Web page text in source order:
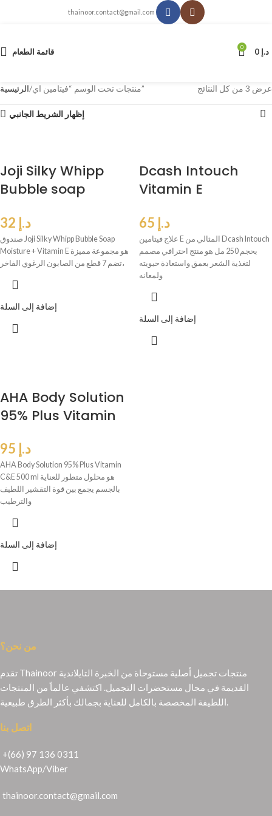
thainoor.contact@gmail.com
قائمة الطعام 0 د.إ
الرئيسية منتجات تحت الوسم “فيتامين اي” عرض ⁦3⁩ من كل النتائج
إظهار الشريط الجانبي
Joji Silky Whipp
Bubble soap
E 100 gr
د.إ
صندوق Joji Silky Whipp Bubble Soap
Moisture + Vitamin E هو مجموعة مميزة
تضم 7 قطع من الصابون الرغوي الفاخر،
إضافة إلى السلة
Dcash Intouch
Vitamin E
Treatment 250 ml
د.إ
علاج فيتامين E المثالي من Dcash Intouch
بحجم 250 مل هو منتج احترافي مصمم
لتغذية الشعر بعمق واستعادة حيويته
ولمعانه
إضافة إلى السلة
AHA Body Solution
95% Plus Vitamin
د.إ
AHA Body Solution 95% Plus Vitamin
C&E 500 ml هو محلول متطور للعناية
بالجسم يجمع بين قوة التقشير اللطيف
والترطيب
إضافة إلى السلة
من نحن؟
تقدم Thainoor منتجات تجميل أصلية مستوحاة من الخبرة التايلاندية
القديمة في مجال مستحضرات التجميل. اكتشفي عالماً من المنتجات
اللطيفة المخصصة بالكامل للعناية بجمالك بأكثر الطرق طبيعية.
اتصل بنا
+(66) 97 136 0311
WhatsApp/Viber
thainoor.contact@gmail.com